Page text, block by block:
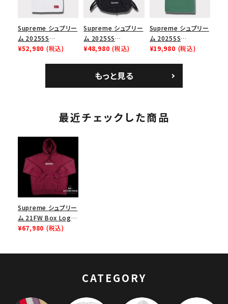
Supreme シュプリー
ム 2025SS
Bandana Football
¥52,980 (税込)
Supreme シュプリー
ム 2025SS
Backpack バックパッ
¥48,980 (税込)
Supreme シュプリー
ム 2025SS
Homerun Tee ホー
¥19,980 (税込)
もっと見る
最近チェックした商品
Supreme シュプリー
ム 21FW Box Logo
Hooded
¥67,980 (税込)
CATEGORY